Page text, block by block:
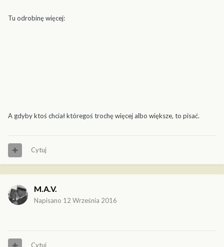
Tu odrobinę więcej:
A gdyby ktoś chciał któregoś trochę więcej albo większe, to pisać.
Cytuj
M.A.V.
Napisano 12 Września 2016
Cytuj